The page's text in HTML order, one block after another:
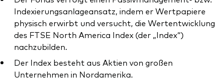
Indexierungsanlageansatz, indem er Wertpapiere
physisch erwirbt und versucht, die Wertentwicklung
des FTSE North America Index (der „Index“)
nachzubilden.
Der Index besteht aus Aktien von großen
Unternehmen in Nordamerika.